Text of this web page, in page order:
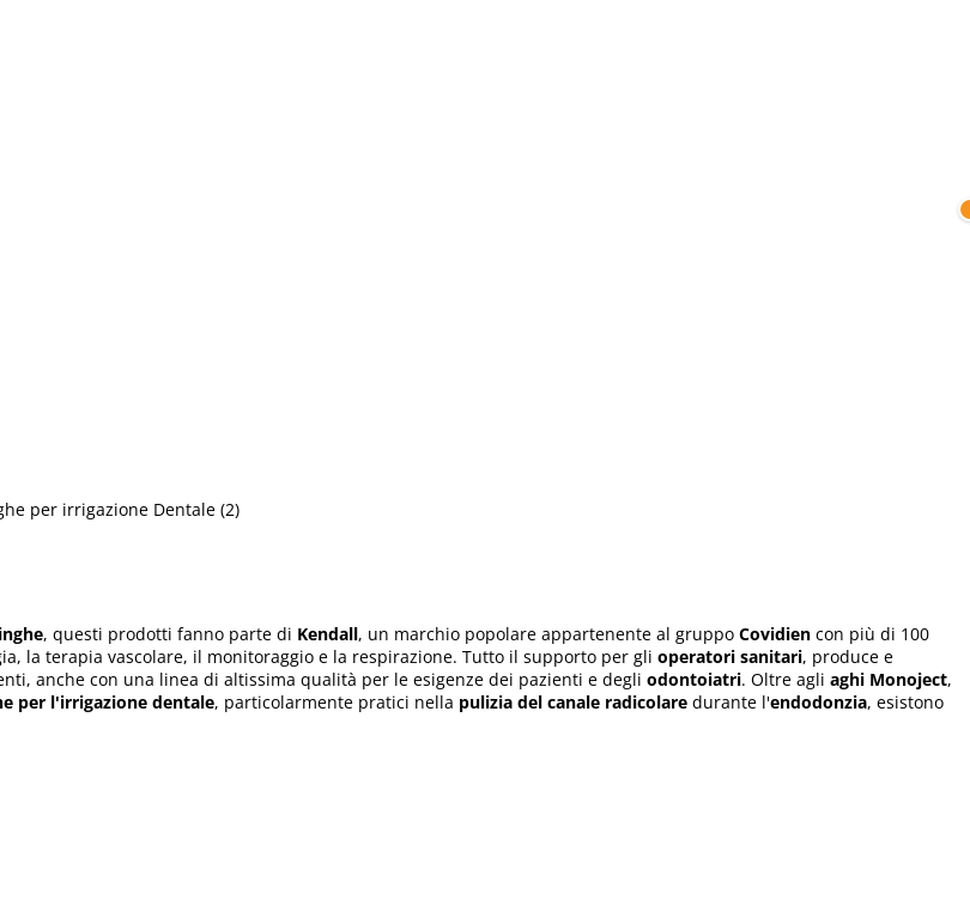
per irrigazione Dentale (2)
, questi prodotti fanno parte di Kendall, un marchio popolare appartenente al gruppo Covidien con più di 100
la terapia vascolare, il monitoraggio e la respirazione. Tutto il supporto per gli operatori sanitari, produce e
anche con una linea di altissima qualità per le esigenze dei pazienti e degli odontoiatri. Oltre agli aghi Monoject,
per l'irrigazione dentale, particolarmente pratici nella pulizia del canale radicolare durante l'endodonzia, esistono